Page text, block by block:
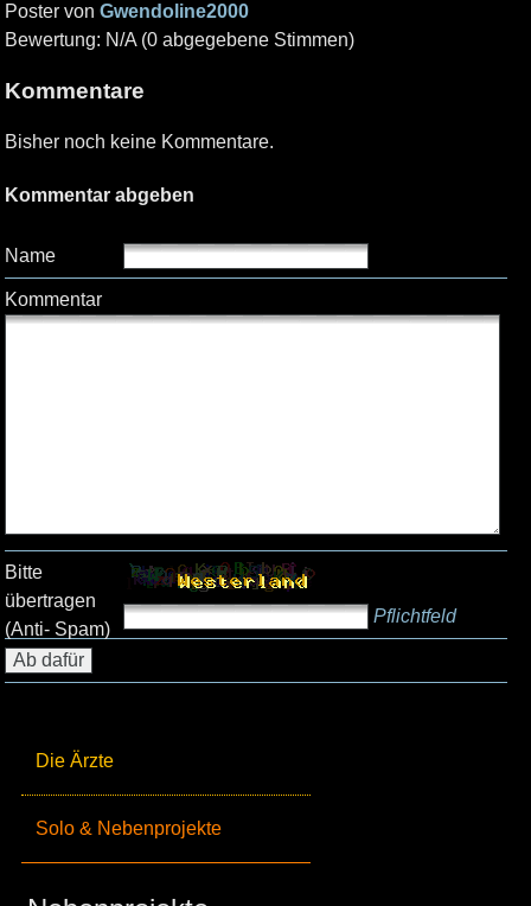
Die Ärzte
Solo & Nebenprojekte
Poster von Gwendoline2000
Bewertung: N/A (0 abgegebene Stimmen)
Kommentare
Bisher noch keine Kommentare.
Kommentar abgeben
Name
Kommentar
Bitte
übertragen
(Anti- Spam)
Pflichtfeld